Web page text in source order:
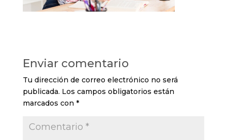
Enviar comentario
Tu dirección de correo electrónico no será
publicada. Los campos obligatorios están
marcados con *